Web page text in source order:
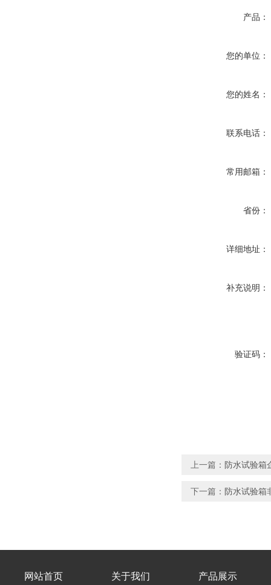
产品：
您的单位：
您的姓名：
联系电话：
常用邮箱：
省份：
详细地址：
补充说明：
验证码：
上一篇： 防水试验箱
下一篇： 防水试验箱
网站首页 关于我们 产品展示